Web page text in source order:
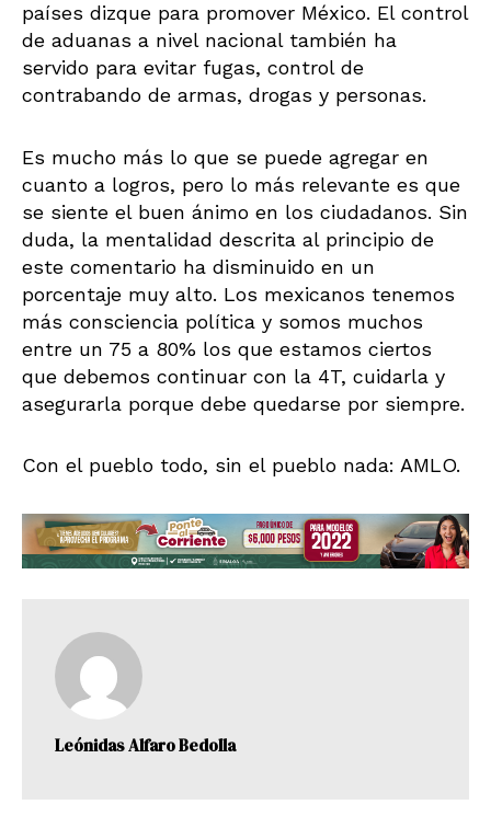
países dizque para promover México. El control
de aduanas a nivel nacional también ha
servido para evitar fugas, control de
contrabando de armas, drogas y personas.
Es mucho más lo que se puede agregar en
cuanto a logros, pero lo más relevante es que
se siente el buen ánimo en los ciudadanos. Sin
duda, la mentalidad descrita al principio de
este comentario ha disminuido en un
porcentaje muy alto. Los mexicanos tenemos
más consciencia política y somos muchos
entre un 75 a 80% los que estamos ciertos
que debemos continuar con la 4T, cuidarla y
asegurarla porque debe quedarse por siempre.
Con el pueblo todo, sin el pueblo nada: AMLO.
Leónidas Alfaro Bedolla